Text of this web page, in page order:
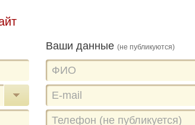
Ваши данные (не публикуются)